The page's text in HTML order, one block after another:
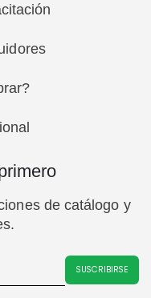
de catálogo y
SUSCRIBIRSE